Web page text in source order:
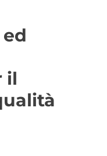
NOTIZIE
il